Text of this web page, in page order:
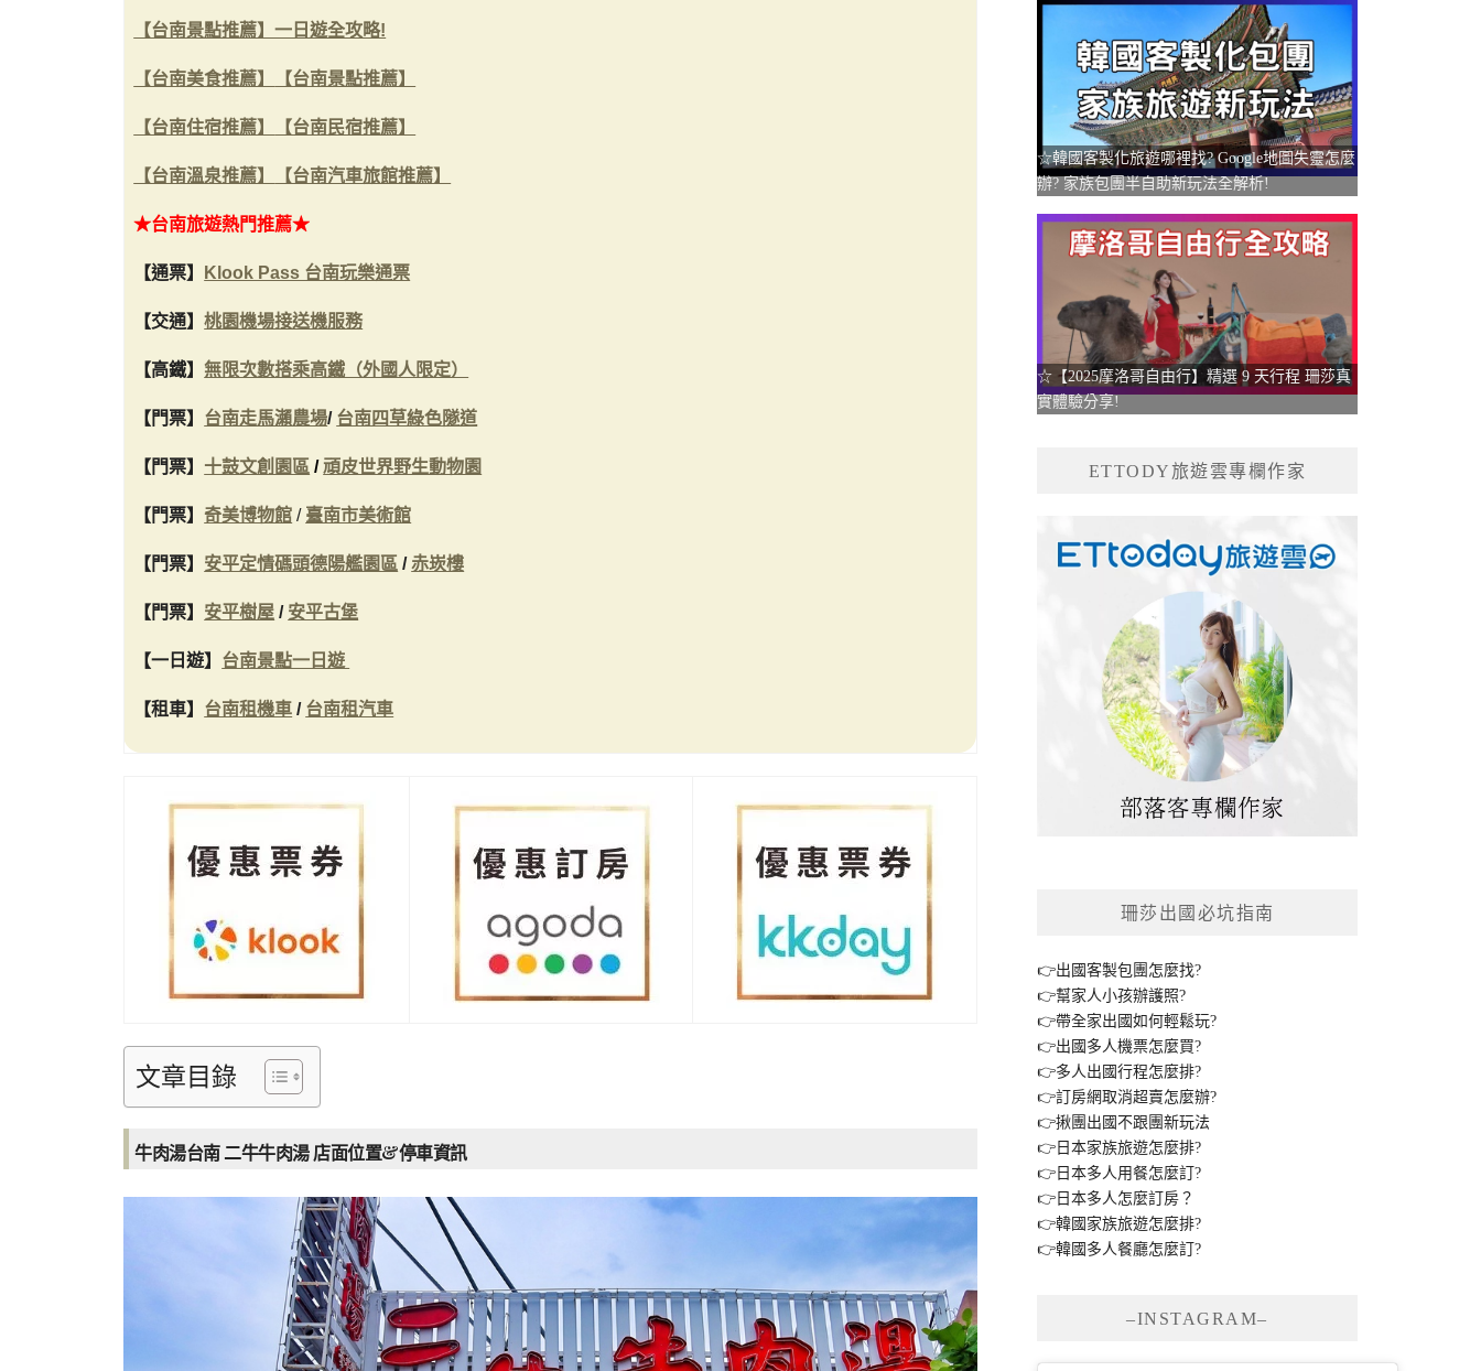
【台南景點推薦】一日遊全攻略!
【台南美食推薦】 【台南景點推薦】
【台南住宿推薦】 【台南民宿推薦】
【台南溫泉推薦】 【台南汽車旅館推薦】
★台南旅遊熱門推薦★
【通票】 Klook Pass 台南玩樂通票
【交通】桃園機場接送機服務
【高鐵】無限次數搭乘高鐵（外國人限定）
【門票】 台南走馬瀨農場/ 台南四草綠色隧道
【門票】 十鼓文創園區 /頑皮世界野生動物園
【門票】 奇美博物館 / 臺南市美術館
【門票】 安平定情碼頭德陽艦園區 /赤崁樓
【門票】 安平樹屋 / 安平古堡
【一日遊】 台南景點一日遊
【租車】 台南租機車 / 台南租汽車
文章目錄
牛肉湯台南 二牛牛肉湯 店面位置&停車資訊
☆韓國客製化旅遊哪裡找? Google地圖失靈怎麼
辦? 家族包團半自助新玩法全解析!
☆【2025摩洛哥自由行】精選 9 天行程 珊莎真
實體驗分享!
ETTODY旅遊雲專欄作家
珊莎出國必坑指南
👉出國客製包團怎麼找?
👉幫家人小孩辦護照?
👉帶全家出國如何輕鬆玩?
👉出國多人機票怎麼買?
👉多人出國行程怎麼排?
👉訂房網取消超賣怎麼辦?
👉揪團出國不跟團新玩法
👉日本家族旅遊怎麼排?
👉日本多人用餐怎麼訂?
👉日本多人怎麼訂房？
👉韓國家族旅遊怎麼排?
👉韓國多人餐廳怎麼訂?
–INSTAGRAM–